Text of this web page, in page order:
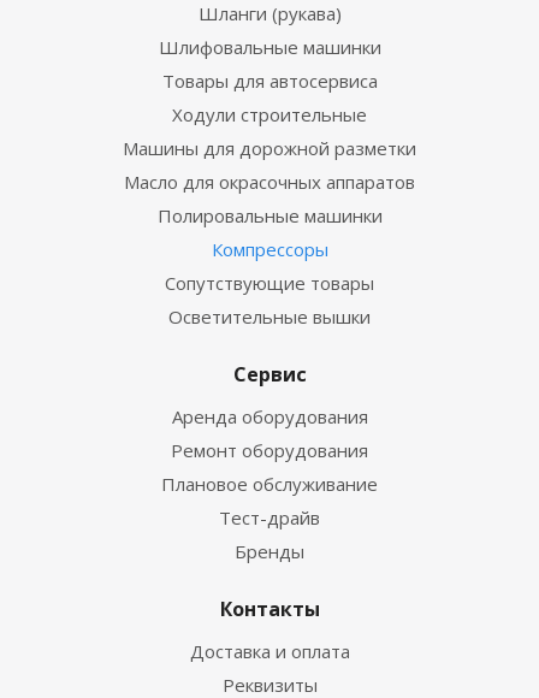
Шланги (рукава)
Шлифовальные машинки
Товары для автосервиса
Ходули строительные
Машины для дорожной разметки
Масло для окрасочных аппаратов
Полировальные машинки
Компрессоры
Сопутствующие товары
Осветительные вышки
Сервис
Аренда оборудования
Ремонт оборудования
Плановое обслуживание
Тест-драйв
Бренды
Контакты
Доставка и оплата
Реквизиты